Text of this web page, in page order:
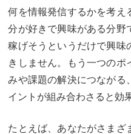
何を情報発信するかを考え
分が好きで興味がある分野
稼げそうというだけで興味
きしません。もう一つのポ
みや課題の解決につながる
イントが組み合わさると効
たとえば、あなたがさまざ